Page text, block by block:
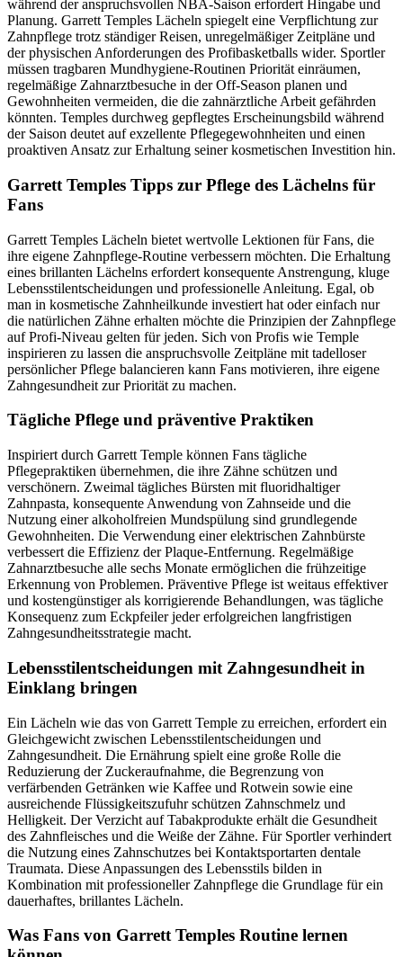
während der anspruchsvollen NBA-Saison erfordert Hingabe und
Planung. Garrett Temples Lächeln spiegelt eine Verpflichtung zur
Zahnpflege trotz ständiger Reisen, unregelmäßiger Zeitpläne und
der physischen Anforderungen des Profibasketballs wider. Sportler
müssen tragbaren Mundhygiene-Routinen Priorität einräumen,
regelmäßige Zahnarztbesuche in der Off-Season planen und
Gewohnheiten vermeiden, die die zahnärztliche Arbeit gefährden
könnten. Temples durchweg gepflegtes Erscheinungsbild während
der Saison deutet auf exzellente Pflegegewohnheiten und einen
proaktiven Ansatz zur Erhaltung seiner kosmetischen Investition hin.
Garrett Temples Tipps zur Pflege des Lächelns für
Fans
Garrett Temples Lächeln bietet wertvolle Lektionen für Fans, die
ihre eigene Zahnpflege-Routine verbessern möchten. Die Erhaltung
eines brillanten Lächelns erfordert konsequente Anstrengung, kluge
Lebensstilentscheidungen und professionelle Anleitung. Egal, ob
man in kosmetische Zahnheilkunde investiert hat oder einfach nur
die natürlichen Zähne erhalten möchte die Prinzipien der Zahnpflege
auf Profi-Niveau gelten für jeden. Sich von Profis wie Temple
inspirieren zu lassen die anspruchsvolle Zeitpläne mit tadelloser
persönlicher Pflege balancieren kann Fans motivieren, ihre eigene
Zahngesundheit zur Priorität zu machen.
Tägliche Pflege und präventive Praktiken
Inspiriert durch Garrett Temple können Fans tägliche
Pflegepraktiken übernehmen, die ihre Zähne schützen und
verschönern. Zweimal tägliches Bürsten mit fluoridhaltiger
Zahnpasta, konsequente Anwendung von Zahnseide und die
Nutzung einer alkoholfreien Mundspülung sind grundlegende
Gewohnheiten. Die Verwendung einer elektrischen Zahnbürste
verbessert die Effizienz der Plaque-Entfernung. Regelmäßige
Zahnarztbesuche alle sechs Monate ermöglichen die frühzeitige
Erkennung von Problemen. Präventive Pflege ist weitaus effektiver
und kostengünstiger als korrigierende Behandlungen, was tägliche
Konsequenz zum Eckpfeiler jeder erfolgreichen langfristigen
Zahngesundheitsstrategie macht.
Lebensstilentscheidungen mit Zahngesundheit in
Einklang bringen
Ein Lächeln wie das von Garrett Temple zu erreichen, erfordert ein
Gleichgewicht zwischen Lebensstilentscheidungen und
Zahngesundheit. Die Ernährung spielt eine große Rolle die
Reduzierung der Zuckeraufnahme, die Begrenzung von
verfärbenden Getränken wie Kaffee und Rotwein sowie eine
ausreichende Flüssigkeitszufuhr schützen Zahnschmelz und
Helligkeit. Der Verzicht auf Tabakprodukte erhält die Gesundheit
des Zahnfleisches und die Weiße der Zähne. Für Sportler verhindert
die Nutzung eines Zahnschutzes bei Kontaktsportarten dentale
Traumata. Diese Anpassungen des Lebensstils bilden in
Kombination mit professioneller Zahnpflege die Grundlage für ein
dauerhaftes, brillantes Lächeln.
Was Fans von Garrett Temples Routine lernen